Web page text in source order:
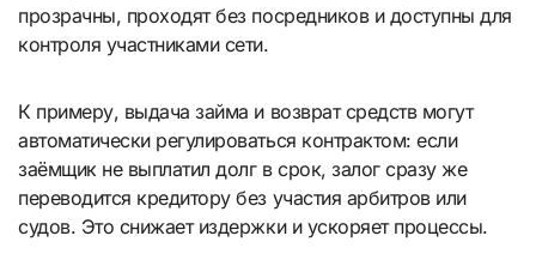
прозрачны, проходят без посредников и доступны для
контроля участниками сети.
К примеру, выдача займа и возврат средств могут
автоматически регулироваться контрактом: если
заёмщик не выплатил долг в срок, залог сразу же
переводится кредитору без участия арбитров или
судов. Это снижает издержки и ускоряет процессы.